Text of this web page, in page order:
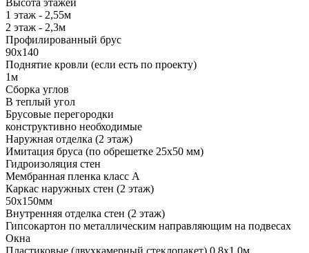
1 этаж - 2,55м
2 этаж - 2,3м
Профилированный брус
90х140
Поднятие кровли (если есть по проекту)
1м
Сборка углов
В теплый угол
Брусовые перегородки
конструктивно необходимые
Наружная отделка (2 этаж)
Имитация бруса (по обрешетке 25х50 мм)
Гидроизоляция стен
Мембранная пленка класс А
Каркас наружных стен (2 этаж)
50х150мм
Внутренняя отделка стен (2 этаж)
Гипсокартон по металлическим направляющим на подвесах
Окна
Пластиковые (двухкамерный стеклопакет) 0,8х1,0м